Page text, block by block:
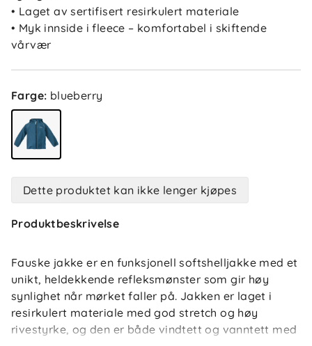
• Laget av sertifisert resirkulert materiale
• Myk innside i fleece – komfortabel i skiftende
vårvær
Farge: blueberry
Dette produktet kan ikke lenger kjøpes
Produktbeskrivelse
Fauske jakke er en funksjonell softshelljakke med et
unikt, heldekkende refleksmønster som gir høy
synlighet når mørket faller på. Jakken er laget i
resirkulert materiale med god stretch og høy
rivestyrke, og den er både vindtett og vanntett med